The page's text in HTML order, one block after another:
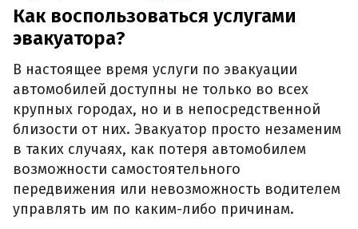
Как воспользоваться услугами
эвакуатора?
В настоящее время услуги по эвакуации
автомобилей доступны не только во всех
крупных городах, но и в непосредственной
близости от них. Эвакуатор просто незаменим
в таких случаях, как потеря автомобилем
возможности самостоятельного
передвижения или невозможность водителем
управлять им по каким-либо причинам.